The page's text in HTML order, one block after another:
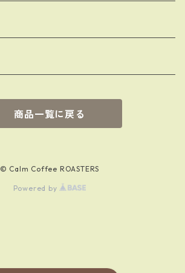
商品一覧に戻る
© Calm Coffee ROASTERS
Powered by